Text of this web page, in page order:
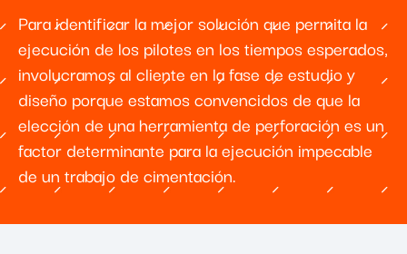
Para identificar la mejor solución que permita la
ejecución de los pilotes en los tiempos esperados,
involucramos al cliente en la fase de estudio y
diseño porque estamos convencidos de que la
elección de una herramienta de perforación es un
factor determinante para la ejecución impecable
de un trabajo de cimentación.